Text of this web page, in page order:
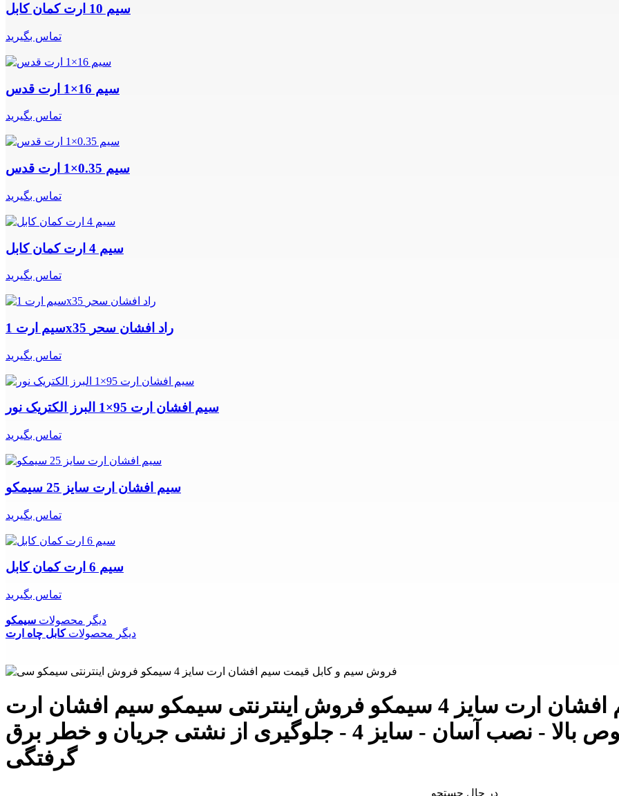
سیم 10 ارت کمان کابل
تماس بگیرید
سیم 16×1 ارت قدس
تماس بگیرید
سیم 0.35×1 ارت قدس
تماس بگیرید
سیم 4 ارت کمان کابل
تماس بگیرید
سیم ارت 1x35 راد افشان سحر
تماس بگیرید
سیم افشان ارت 95×1 البرز الکتریک نور
تماس بگیرید
سیم افشان ارت سایز 25 سیمکو
تماس بگیرید
سیم 6 ارت کمان کابل
تماس بگیرید
دیگر محصولات سیمکو
دیگر محصولاتکابل چاه ارت
فروش سیم و کابل قیمت سیم افشان ارت سایز 4 سیمکو فروش اینترنتی سیمکو سیم افشان ارت
سایز 4 سیمکو - هادی مسی با خلوص بالا - نصب آسان - سایز 4 - جلوگیری از نشتی جریان و خطر برق
گرفتگی
در حال جستجو